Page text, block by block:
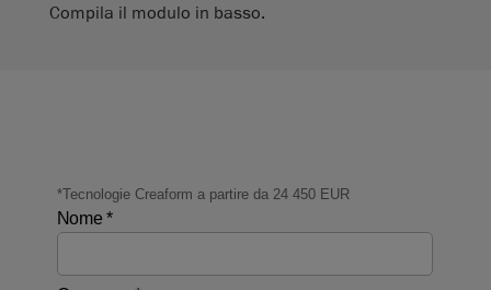
Compila il modulo in basso.